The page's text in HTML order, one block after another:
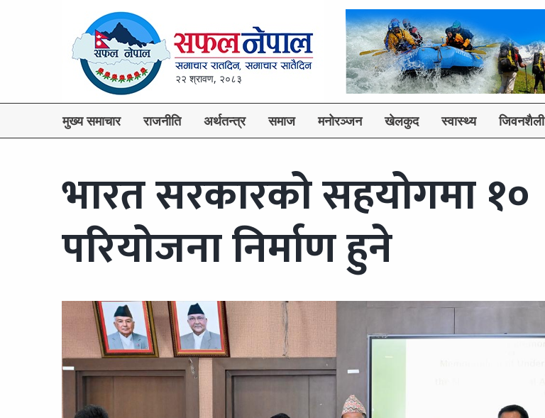
२२ श्रावण, २०८३
मुख्य समाचार राजनीति अर्थतन्त्र समाज मनोरञ्जन खेलकुद स्वास्थ्य जिवनशैली
भारत सरकारको सहयोगमा १०
परियोजना निर्माण हुने